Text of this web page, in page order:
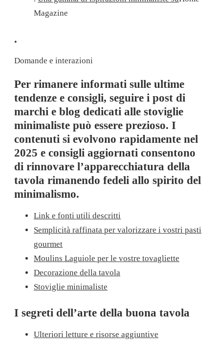
Magazine
.
Domande e interazioni
Per rimanere informati sulle ultime
tendenze e consigli, seguire i post di
marchi e blog dedicati alle stoviglie
minimaliste può essere prezioso. I
contenuti si evolvono rapidamente nel
2025 e consigli aggiornati consentono
di rinnovare l’apparecchiatura della
tavola rimanendo fedeli allo spirito del
minimalismo.
Link e fonti utili descritti
Semplicità raffinata per valorizzare i vostri pasti
gourmet
Moulins Laguiole per le vostre tovagliette
Decorazione della tavola
Stoviglie minimaliste
I segreti dell’arte della buona tavola
Ulteriori letture e risorse aggiuntive